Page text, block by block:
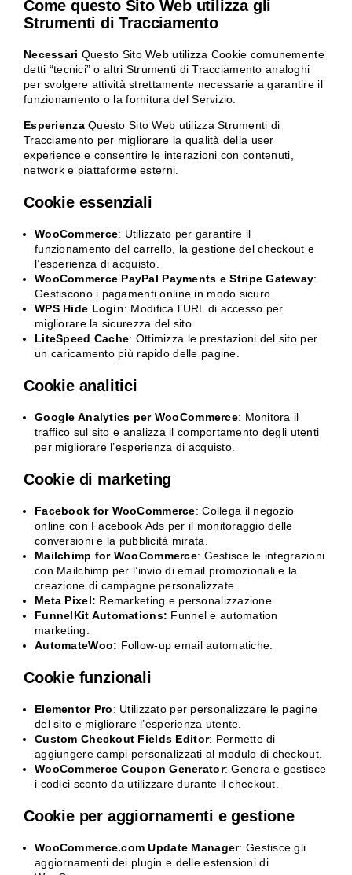
Come questo Sito Web utilizza gli
Strumenti di Tracciamento
Necessari Questo Sito Web utilizza Cookie comunemente
detti “tecnici” o altri Strumenti di Tracciamento analoghi
per svolgere attività strettamente necessarie a garantire il
funzionamento o la fornitura del Servizio.
EsperienzaQuesto Sito Web utilizza Strumenti di
Tracciamento per migliorare la qualità della user
experience e consentire le interazioni con contenuti,
network e piattaforme esterni.
Cookie essenziali
WooCommerce: Utilizzato per garantire il
funzionamento del carrello, la gestione del checkout e
l’esperienza di acquisto.
WooCommerce PayPal Payments e Stripe Gateway:
Gestiscono i pagamenti online in modo sicuro.
WPS Hide Login: Modifica l’URL di accesso per
migliorare la sicurezza del sito.
LiteSpeed Cache: Ottimizza le prestazioni del sito per
un caricamento più rapido delle pagine.
Cookie analitici
Google Analytics per WooCommerce: Monitora il
traffico sul sito e analizza il comportamento degli utenti
per migliorare l’esperienza di acquisto.
Cookie di marketing
Facebook for WooCommerce: Collega il negozio
online con Facebook Ads per il monitoraggio delle
conversioni e la pubblicità mirata.
Mailchimp for WooCommerce: Gestisce le integrazioni
con Mailchimp per l’invio di email promozionali e la
creazione di campagne personalizzate.
Meta Pixel: Remarketing e personalizzazione.
FunnelKit Automations: Funnel e automation
marketing.
AutomateWoo: Follow-up email automatiche.
Cookie funzionali
Elementor Pro: Utilizzato per personalizzare le pagine
del sito e migliorare l’esperienza utente.
Custom Checkout Fields Editor: Permette di
aggiungere campi personalizzati al modulo di checkout.
WooCommerce Coupon Generator: Genera e gestisce
i codici sconto da utilizzare durante il checkout.
Cookie per aggiornamenti e gestione
WooCommerce.com Update Manager: Gestisce gli
aggiornamenti dei plugin e delle estensioni di